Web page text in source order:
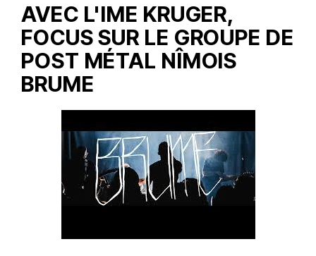
AVEC L'IME KRUGER,
FOCUS SUR LE GROUPE DE
POST MÉTAL NÎMOIS
BRUME